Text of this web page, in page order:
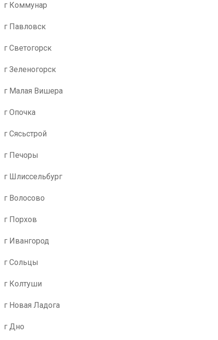
г Коммунар
г Павловск
г Светогорск
г Зеленогорск
г Малая Вишера
г Опочка
г Сясьстрой
г Печоры
г Шлиссельбург
г Волосово
г Порхов
г Ивангород
г Сольцы
г Колтуши
г Новая Ладога
г Дно